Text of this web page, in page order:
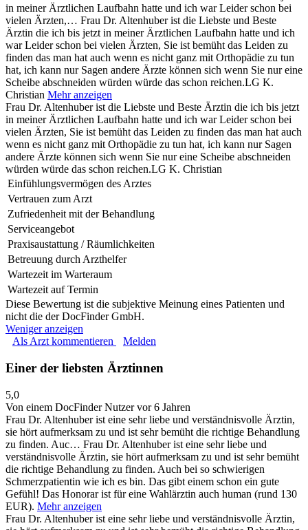
in meiner Ärztlichen Laufbahn hatte und ich war Leider schon bei
vielen Ärzten,… Frau Dr. Altenhuber ist die Liebste und Beste
Ärztin die ich bis jetzt in meiner Ärztlichen Laufbahn hatte und ich
war Leider schon bei vielen Ärzten, Sie ist bemüht das Leiden zu
finden das man hat auch wenn es nicht ganz mit Orthopädie zu tun
hat, ich kann nur Sagen andere Ärzte können sich wenn Sie nur eine
Scheibe abschneiden würden würde das schon reichen.LG K.
Christian Mehr anzeigen
Frau Dr. Altenhuber ist die Liebste und Beste Ärztin die ich bis jetzt
in meiner Ärztlichen Laufbahn hatte und ich war Leider schon bei
vielen Ärzten, Sie ist bemüht das Leiden zu finden das man hat auch
wenn es nicht ganz mit Orthopädie zu tun hat, ich kann nur Sagen
andere Ärzte können sich wenn Sie nur eine Scheibe abschneiden
würden würde das schon reichen.LG K. Christian
Einfühlungsvermögen des Arztes
Vertrauen zum Arzt
Zufriedenheit mit der Behandlung
Serviceangebot
Praxisaustattung / Räumlichkeiten
Betreuung durch Arzthelfer
Wartezeit im Warteraum
Wartezeit auf Termin
Diese Bewertung ist die subjektive Meinung eines Patienten und
nicht die der DocFinder GmbH.
Weniger anzeigen
Als Arzt kommentieren
Melden
Einer der liebsten Ärztinnen
5,0
Von einem DocFinder Nutzervor 6 Jahren
Frau Dr. Altenhuber ist eine sehr liebe und verständnisvolle Ärztin,
sie hört aufmerksam zu und ist sehr bemüht die richtige Behandlung
zu finden. Auc… Frau Dr. Altenhuber ist eine sehr liebe und
verständnisvolle Ärztin, sie hört aufmerksam zu und ist sehr bemüht
die richtige Behandlung zu finden. Auch bei so schwierigen
Schmerzpatientin wie ich es bin. Das gibt einem schon ein gute
Gefühl! Das Honorar ist für eine Wahlärztin auch human (rund 130
EUR). Mehr anzeigen
Frau Dr. Altenhuber ist eine sehr liebe und verständnisvolle Ärztin,